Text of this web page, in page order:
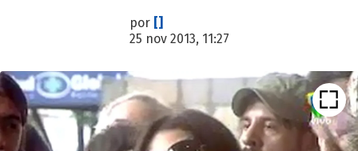
por []
25 nov 2013, 11:27